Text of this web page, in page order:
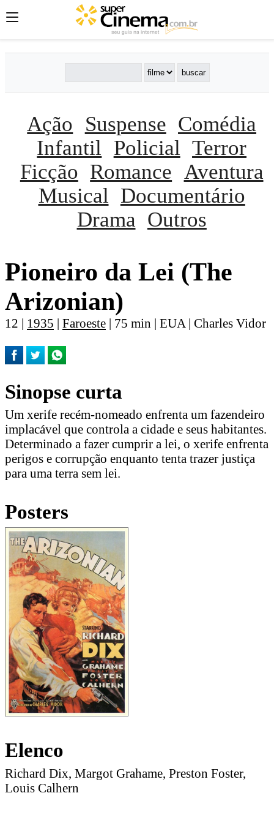
Ação Suspense Comédia
Infantil
Policial Terror
Ficção Romance Aventura
Musical
Documentário
Drama Outros
Pioneiro da Lei (The
Arizonian)
12 | 1935 | Faroeste | 75 min | EUA | Charles Vidor
Sinopse curta
Um xerife recém-nomeado enfrenta um fazendeiro
implacável que controla a cidade e seus habitantes.
Determinado a fazer cumprir a lei, o xerife enfrenta
perigos e corrupção enquanto tenta trazer justiça
para uma terra sem lei.
Posters
Elenco
Richard Dix, Margot Grahame, Preston Foster,
Louis Calhern